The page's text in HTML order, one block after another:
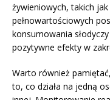
żywieniowych, takich
pełnowartościowych
konsumowania
pozytywne efekty w
Warto również
to, co działa na jedną